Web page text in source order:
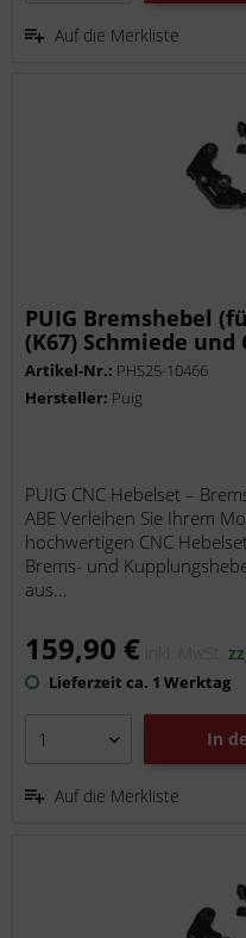
Auf die Merkliste
PUIG Bremshebel
(K67) Schmiede und
Bremszange K67 )
Artikel-Nr.: PHS25-10466
Hersteller: Puig
PUIG CNC Hebelset –
ABE Verleihen Sie Ihrem
hochwertigen CNC
Brems- und
aus...
159,90 € inkl. MwSt.
Lieferzeit ca. 1 Werktag
In
Auf die Merkliste